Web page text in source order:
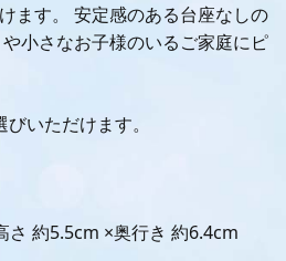
ます。 安定感のある台座なしの
小さなお子様のいるご家庭にピ
いただけます。
さ 約5.5cm ×奥行き 約6.4cm